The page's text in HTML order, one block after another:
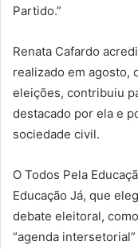
Partido.”
Renata Cafardo
realizado em agosto,
eleições, contribuiu
destacado por ela e
sociedade civil.
O Todos Pela
Educação Já, que
debate eleitoral,
“agenda